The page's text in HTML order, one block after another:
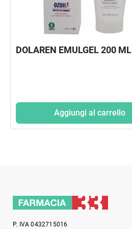
DOLAREN EMULGEL 200 ML
Aggiungi al carrello
P. IVA 0432715016